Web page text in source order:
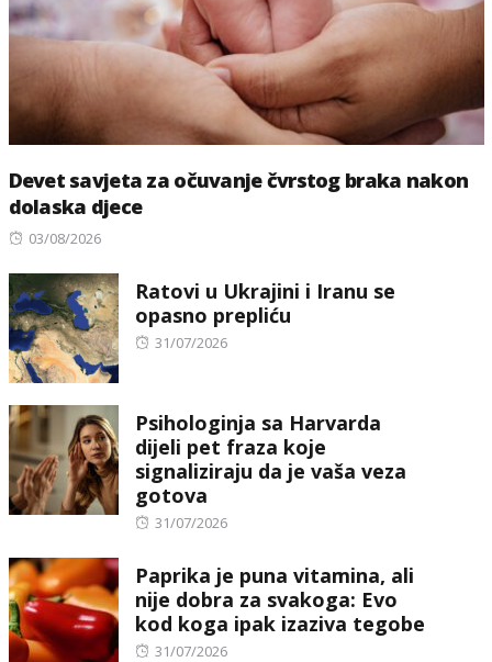
Devet savjeta za očuvanje čvrstog braka nakon
dolaska djece
Posted
03/08/2026
Ratovi u Ukrajini i Iranu se
opasno prepliću
Posted
31/07/2026
Psihologinja sa Harvarda
dijeli pet fraza koje
signaliziraju da je vaša veza
gotova
Posted
31/07/2026
Paprika je puna vitamina, ali
nije dobra za svakoga: Evo
kod koga ipak izaziva tegobe
Posted
31/07/2026